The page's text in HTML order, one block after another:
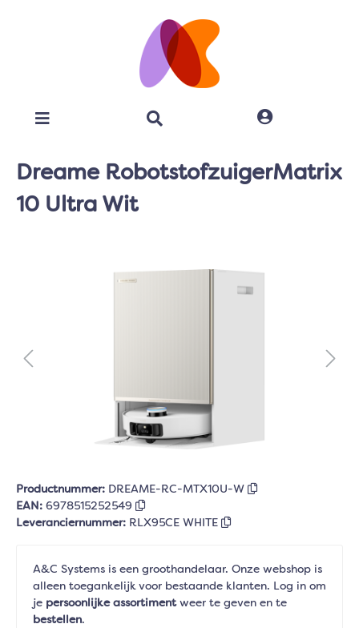
Dreame RobotstofzuigerMatrix
10 Ultra Wit
Productnummer: DREAME-RC-MTX10U-W
EAN: 6978515252549
Leveranciernummer: RLX95CE WHITE
A&C Systems is een groothandelaar. Onze webshop is
alleen toegankelijk voor bestaande klanten. Log in om
je persoonlijke assortimentweer te geven en te
bestellen.